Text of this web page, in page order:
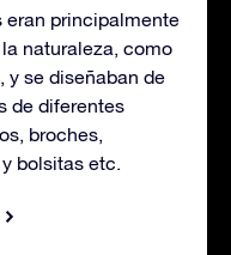
eran principalmente
naturaleza, como
y se diseñaban de
de diferentes
broches,
bolsitas etc.